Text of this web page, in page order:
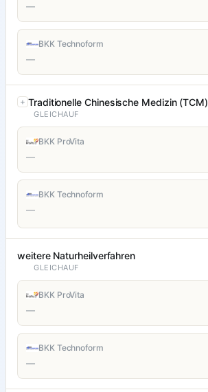
—
BKK Technoform
—
Traditionelle Chinesische Medizin (TCM)
GLEICHAUF
BKK ProVita
—
BKK Technoform
—
weitere Naturheilverfahren
GLEICHAUF
BKK ProVita
—
BKK Technoform
—